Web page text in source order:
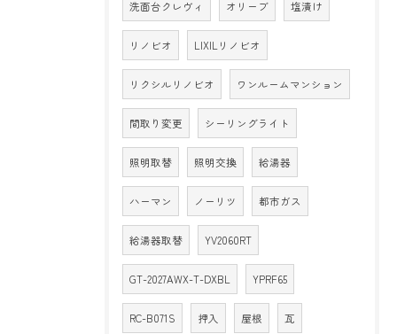
洗面台クレヴィ オリーブ 塩漬け
リノビオ LIXILリノビオ
リクシルリノビオ ワンルームマンション
間取り変更 シーリングライト
照明取替 照明交換 給湯器
ハーマン ノーリツ 都市ガス
給湯器取替 YV2060RT
GT-2027AWX-T-DXBL YPRF65
RC-B071S 押入 屋根 瓦